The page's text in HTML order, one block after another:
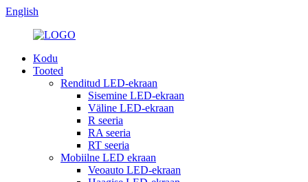
English
Kodu
Tooted
Renditud LED-ekraan
Sisemine LED-ekraan
Väline LED-ekraan
R seeria
RA seeria
RT seeria
Mobiilne LED ekraan
Veoauto LED-ekraan